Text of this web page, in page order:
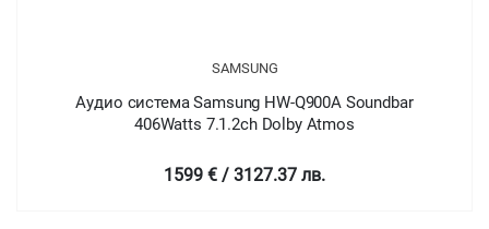
SAMSUNG
Аудио система Samsung HW-Q900A Soundbar
406Watts 7.1.2ch Dolby Atmos
1599 € / 3127.37 лв.